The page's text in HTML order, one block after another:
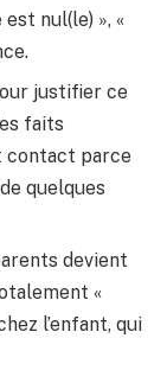
nul(le) », «
justifier ce
faits
contact parce
quelques
devient
«
l’enfant, qui